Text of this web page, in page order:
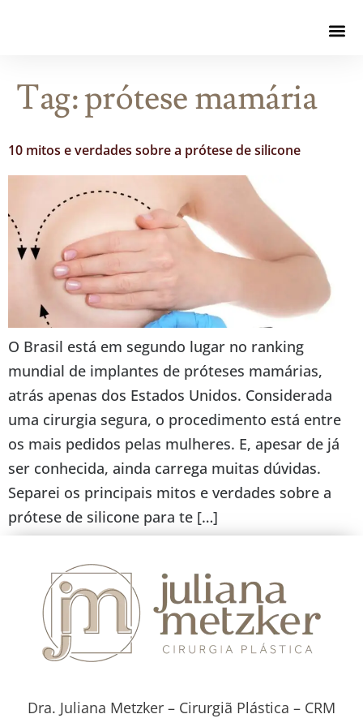
Tag:prótese mamária
10 mitos e verdades sobre a prótese de silicone
O Brasil está em segundo lugar no ranking
mundial de implantes de próteses mamárias,
atrás apenas dos Estados Unidos. Considerada
uma cirurgia segura, o procedimento está entre
os mais pedidos pelas mulheres. E, apesar de já
ser conhecida, ainda carrega muitas dúvidas.
Separei os principais mitos e verdades sobre a
prótese de silicone para te […]
Dra. Juliana Metzker – Cirurgiã Plástica – CRM